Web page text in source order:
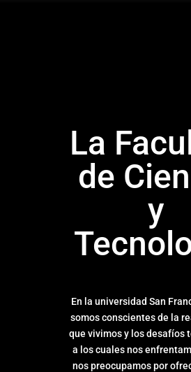
La
de
y
En la universidad San
somos conscientes de la
que vivimos y los desafíos
a los cuales nos
nos preocupamos por